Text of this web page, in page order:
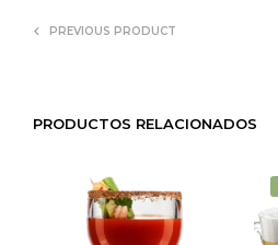
PREVIOUS PRODUCT
PRODUCTOS RELACIONADOS